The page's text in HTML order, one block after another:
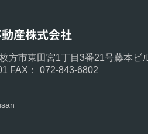
方市東⽥宮1丁目3番21号藤本ビ
FAX： 072-843-6802